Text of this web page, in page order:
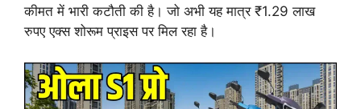
कीमत में भारी कटौती की है। जो अभी यह मात्र ₹1.29 लाख
रुपए एक्स शोरूम प्राइस पर मिल रहा है।